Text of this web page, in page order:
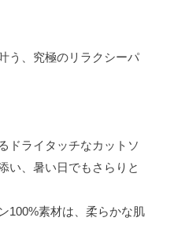
う、究極のリラクシーパ
ドライタッチなカットソ
い、暑い日でもさらりと
100%素材は、柔らかな肌